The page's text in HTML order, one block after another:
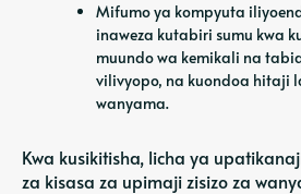
Mifumo ya kompyuta
inaweza kutabiri sumu kwa
muundo wa kemikali na
vilivyopo, na kuondoa hitaji
wanyama.
Kwa kusikitisha, licha ya
za kisasa za upimaji zisizo za